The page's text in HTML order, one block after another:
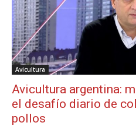
Avicultura
Avicultura argentina:
el desafío diario de
pollos